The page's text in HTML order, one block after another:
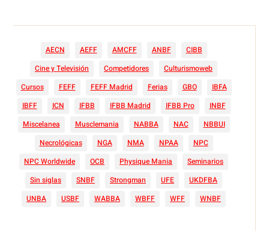
AECN AEFF AMCFF ANBF
CIBB
Cine y Televisión
Competidores
Culturismoweb
Cursos
FEFF FEFF Madrid Ferias GBO
IBFA
IBFF
ICN IFBB IFBB Madrid IFBB Pro
INBF
Miscelanea
Musclemania NABBA NAC
NBBUI
Necrológicas
NGA NMA NPAA
NPC
NPC Worldwide
OCB Physique Mania
Seminarios
Sin siglas
SNBF Strongman UFE
UKDFBA
UNBA
USBF WABBA WBFF WFF WNBF